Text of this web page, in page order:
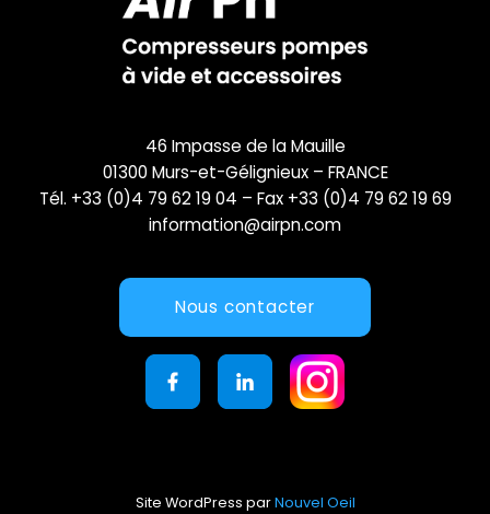
46 Impasse de la Mauille
01300 Murs-et-Gélignieux – FRANCE
Tél. +33 (0)4 79 62 19 04 – Fax +33 (0)4 79 62 19 69
information@airpn.com
Nous contacter
Site WordPress parNouvel Oeil